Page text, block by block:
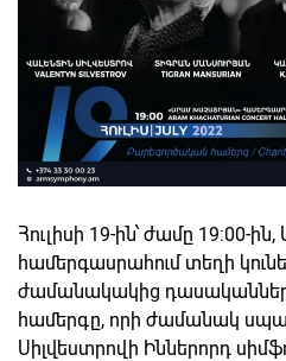
Հուլիսի 19-ին՝ ժամը 19:00-
համերգասրահում տեղի
ժամանակակից
համերգը, որի ժամանակ
Սիլվեստրովի Իններորդ